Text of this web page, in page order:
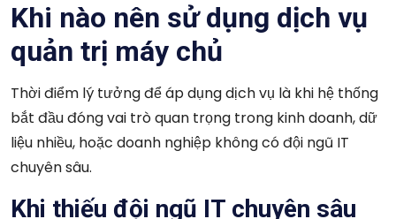
Khi nào nên sử dụng dịch vụ
quản trị máy chủ
Thời điểm lý tưởng để áp dụng dịch vụ là khi hệ thống
bắt đầu đóng vai trò quan trọng trong kinh doanh, dữ
liệu nhiều, hoặc doanh nghiệp không có đội ngũ IT
chuyên sâu.
Khi thiếu đội ngũ IT chuyên sâu